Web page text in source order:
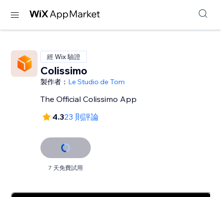
經 Wix 驗證
Colissimo
製作者： Le Studio de Tom
The Official Colissimo App
4.323 則評論
7 天免費試用